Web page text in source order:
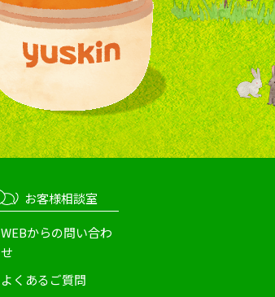
お客様相談室
WEBからの問い合わ
せ
よくあるご質問